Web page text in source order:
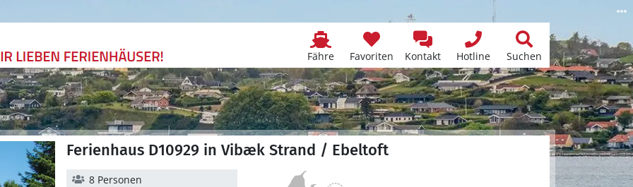
Fähre Favoriten Kontakt Hotline Suchen
Ferienhaus D10929 in Vibæk Strand / Ebeltoft
8 Personen